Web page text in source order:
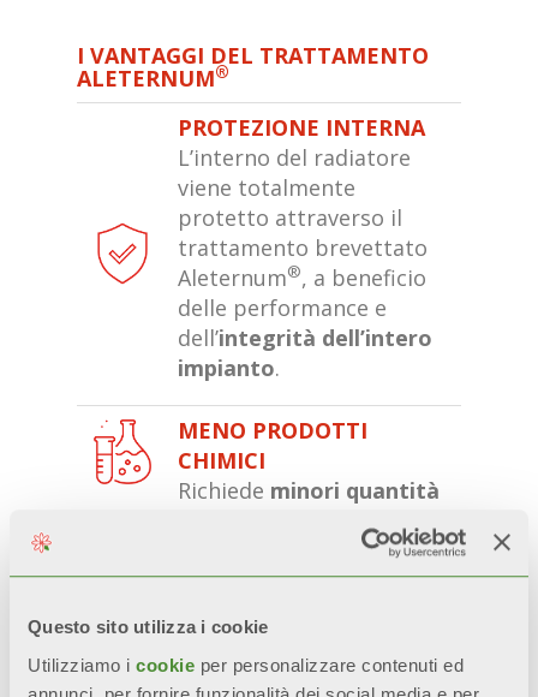
Questo sito utilizza i cookie
Utilizziamo i cookie per personalizzare contenuti ed
I VANTAGGI DEL TRATTAMENTO
ALETERNUM®
PROTEZIONE INTERNA
L’interno del radiatore
viene totalmente
protetto attraverso il
trattamento brevettato
Aleternum®, a beneficio
delle performance e
dell’integrità dell’intero
impianto.
MENO PRODOTTI
CHIMICI
Richiede minori quantità
di prodotti chimici
aggressivi nel corso
dell’utilizzo del radiatore,
ambientale.